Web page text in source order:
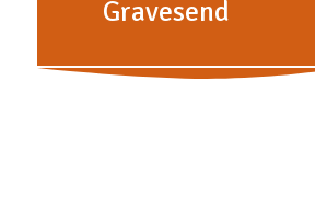
Gravesend